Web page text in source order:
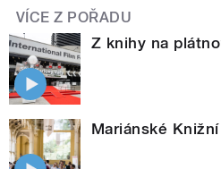
VÍCE Z POŘADU
Z knihy na
Mariánské